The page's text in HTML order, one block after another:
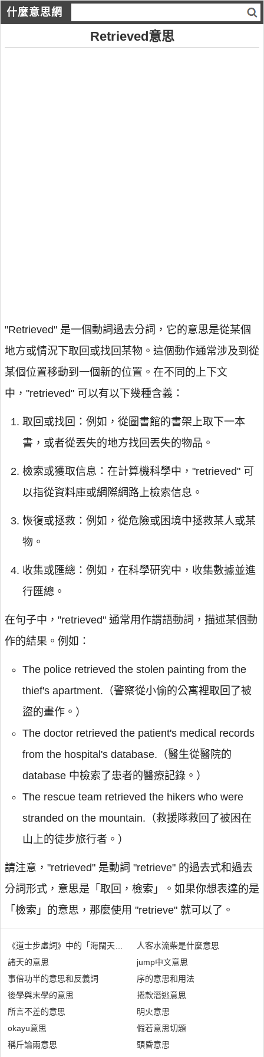
什麼意思網
Retrieved意思
"Retrieved" 是一個動詞過去分詞，它的意思是從某個
地方或情況下取回或找回某物。這個動作通常涉及到從
某個位置移動到一個新的位置。在不同的上下文
中，"retrieved" 可以有以下幾種含義：
取回或找回：例如，從圖書館的書架上取下一本
書，或者從丟失的地方找回丟失的物品。
檢索或獲取信息：在計算機科學中，"retrieved" 可
以指從資料庫或網際網路上檢索信息。
恢復或拯救：例如，從危險或困境中拯救某人或某
物。
收集或匯總：例如，在科學研究中，收集數據並進
行匯總。
在句子中，"retrieved" 通常用作謂語動詞，描述某個動
作的結果。例如：
The police retrieved the stolen painting from the
thief's apartment.（警察從小偷的公寓裡取回了被
盜的畫作。）
The doctor retrieved the patient's medical records
from the hospital's database.（醫生從醫院的
database 中檢索了患者的醫療記錄。）
The rescue team retrieved the hikers who were
stranded on the mountain.（救援隊救回了被困在
山上的徒步旅行者。）
請注意，"retrieved" 是動詞 "retrieve" 的過去式和過去
分詞形式，意思是「取回，檢索」。如果你想表達的是
「檢索」的意思，那麼使用 "retrieve" 就可以了。
《道士步虛詞》中的「海闊天空」是什麼意思
諸天的意思
事倍功半的意思和反義詞
後學與末學的意思
所言不差的意思
okayu意思
稱斤論兩意思
人客水流柴是什麼意思
jump中文意思
序的意思和用法
捲款潛逃意思
明火意思
假若意思切題
頭昏意思